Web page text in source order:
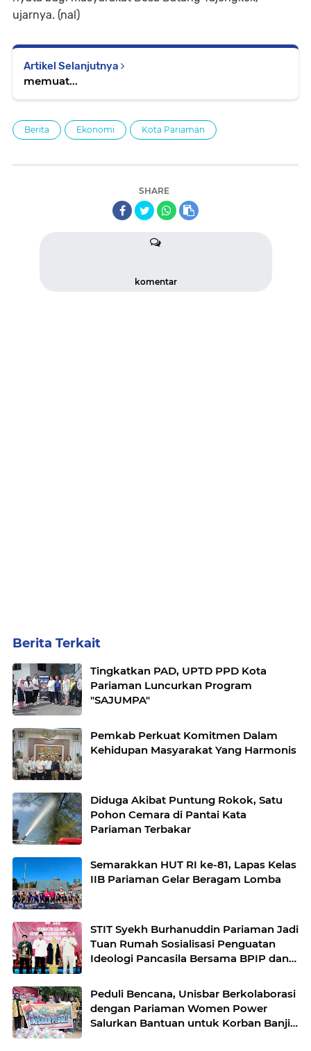
ujarnya. (nal)
Artikel Selanjutnya
memuat...
Berita Ekonomi Kota Pariaman
SHARE
komentar
Berita Terkait
Tingkatkan PAD, UPTD PPD Kota
Pariaman Luncurkan Program
"SAJUMPA"
Pemkab Perkuat Komitmen Dalam
Kehidupan Masyarakat Yang Harmonis
Diduga Akibat Puntung Rokok, Satu
Pohon Cemara di Pantai Kata
Pariaman Terbakar
Semarakkan HUT RI ke-81, Lapas Kelas
IIB Pariaman Gelar Beragam Lomba
STIT Syekh Burhanuddin Pariaman Jadi
Tuan Rumah Sosialisasi Penguatan
Ideologi Pancasila Bersama BPIP dan
Peduli Bencana, Unisbar Berkolaborasi
dengan Pariaman Women Power
Salurkan Bantuan untuk Korban Banjir